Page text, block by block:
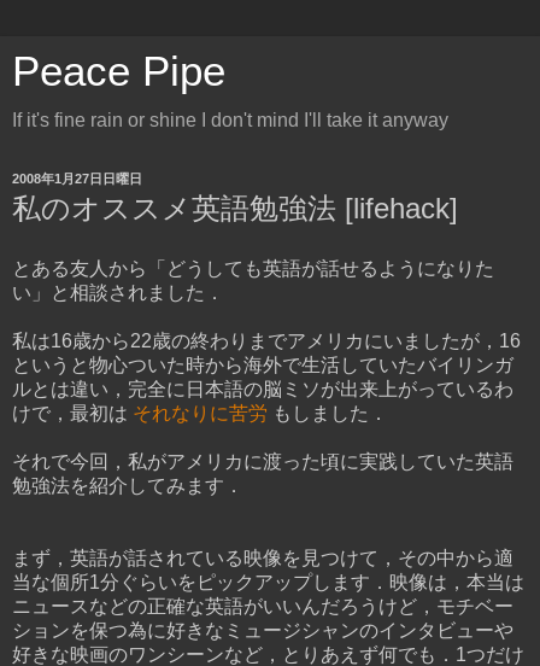
Peace Pipe
If it's fine rain or shine I don't mind I'll take it anyway
2008年1月27日日曜日
私のオススメ英語勉強法 [lifehack]
とある友人から「どうしても英語が話せるようになりた
い」と相談されました．
私は16歳から22歳の終わりまでアメリカにいましたが，16
というと物心ついた時から海外で生活していたバイリンガ
ルとは違い，完全に日本語の脳ミソが出来上がっているわ
けで，最初は それなりに苦労 もしました．
それで今回，私がアメリカに渡った頃に実践していた英語
勉強法を紹介してみます．
まず，英語が話されている映像を見つけて，その中から適
当な個所1分ぐらいをピックアップします．映像は，本当は
ニュースなどの正確な英語がいいんだろうけど，モチベー
ションを保つ為に好きなミュージシャンのインタビューや
好きな映画のワンシーンなど，とりあえず何でも．1つだけ